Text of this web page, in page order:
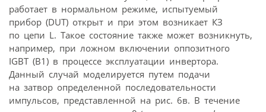
работает в нормальном режиме, испытуемый
прибор (DUT) открыт и при этом возникает КЗ
по цепи L. Такое состояние также может возникнуть,
например, при ложном включении оппозитного
IGBT (В1) в процессе эксплуатации инвертора.
Данный случай моделируется путем подачи
на затвор определенной последовательности
импульсов, представленной на рис. 6в. В течение